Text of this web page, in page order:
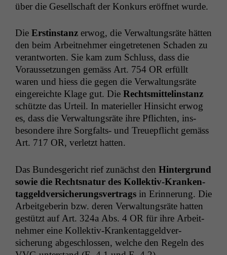
über die Gesellschaft der Konkurs eröffnet wurde.
Die Erstin­stanz erwog, die Ver­wal­tungsräte hät­ten
den beim Arbeit­nehmer einge­trete­nen Schaden zu
ver­ant­worten. Sie kam zum Schluss, dass die
Voraus­set­zun­gen gemäss Art. 754 OR erfüllt
waren und hiess die gegen die Ver­wal­tungsräte
ein­gere­ichte Klage gut. Die Rechtsmit­telin­stanz
schützte das Urteil. In materieller Hin­sicht erwog
es, dass die Ver­wal­tungsräte ihre Pflicht­en, ins­
beson­dere ihre Sorgfalts- und Treuepflicht gemäss
Art. 717 OR, ver­let­zt hatten.
Das Bun­des­gericht rief zunächst den Hin­ter­grund
sowie die Recht­snatur des Kollek­tiv-Kranken­
taggeld­ver­sicherungsver­trags in Erin­nerung. Die
Arbeit­ge­berin bzw. deren Ver­wal­tungsräte hat­ten
gestützt auf Art. 324a Abs. 4 OR für ihre Arbeit­
nehmer eine Kollek­tiv-Kranken­taggeld­ver­
sicherung abgeschlossen, welche den Regeln des